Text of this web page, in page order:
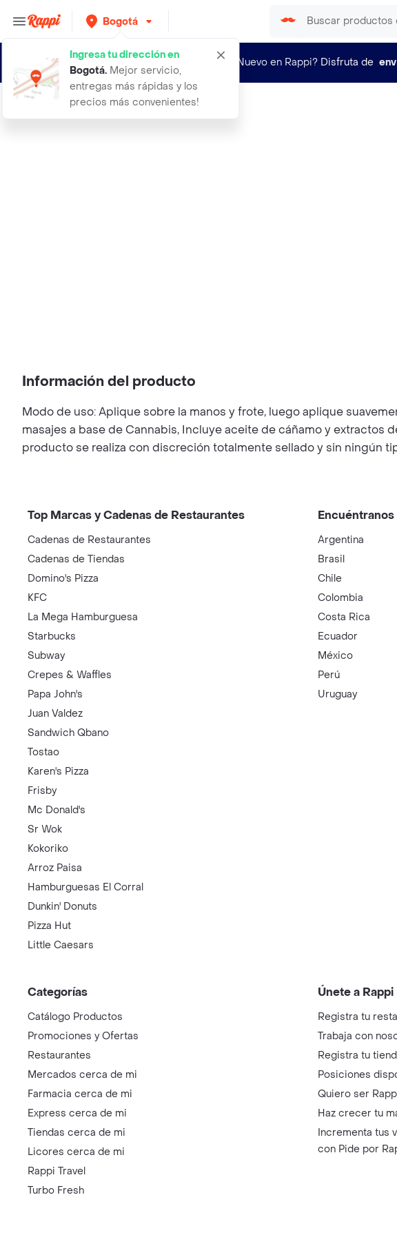
Bogotá
Ingresa tu dirección en
Bogotá. Mejor servicio,
entregas más rápidas y los
precios más convenientes!
¿Nuevo en Rappi? Disfruta de
aceite corporal euforia 30ml
Información del producto
Modo de uso: Aplique sobre la manos y frote, luego aplique
masajes a base de Cannabis, Incluye aceite de cáñamo y extractos
producto se realiza con discreción totalmente sellado y sin ningún
Top Marcas y Cadenas de Restaurantes
Cadenas de Restaurantes
Cadenas de Tiendas
Domino's Pizza
KFC
La Mega Hamburguesa
Starbucks
Subway
Crepes & Waffles
Papa John's
Juan Valdez
Sandwich Qbano
Tostao
Karen's Pizza
Frisby
Mc Donald's
Sr Wok
Kokoriko
Arroz Paisa
Hamburguesas El Corral
Dunkin' Donuts
Pizza Hut
Little Caesars
Argentina
Brasil
Chile
Colombia
Costa Rica
Ecuador
México
Perú
Uruguay
Categorías
Catálogo Productos
Promociones y Ofertas
Restaurantes
Mercados cerca de mi
Farmacia cerca de mi
Express cerca de mi
Tiendas cerca de mi
Licores cerca de mi
Rappi Travel
Turbo Fresh
Únete a Rappi
Registra tu
Trabaja con
Registra tu
Posiciones
Quiero ser
Haz crecer tu
Incrementa tus
con Pide por